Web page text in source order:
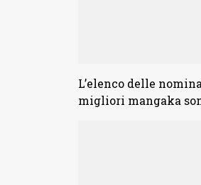
L’elenco delle
migliori mangaka